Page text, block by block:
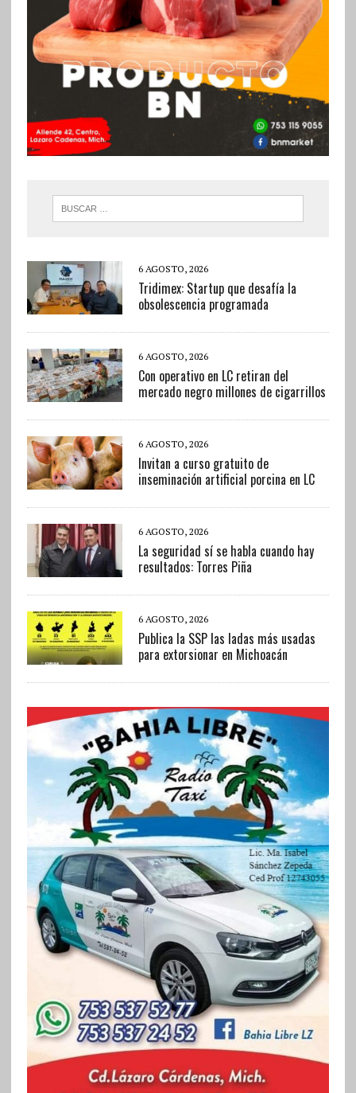
6 AGOSTO, 2026
Tridimex: Startup que desafía la
obsolescencia programada
6 AGOSTO, 2026
Con operativo en LC retiran del
mercado negro millones de cigarrillos
6 AGOSTO, 2026
Invitan a curso gratuito de
inseminación artificial porcina en LC
6 AGOSTO, 2026
La seguridad sí se habla cuando hay
resultados: Torres Piña
6 AGOSTO, 2026
Publica la SSP las ladas más usadas
para extorsionar en Michoacán